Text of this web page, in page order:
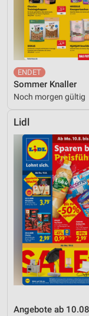
Sommer Knaller
Noch morgen gültig
Lidl
Angebote ab